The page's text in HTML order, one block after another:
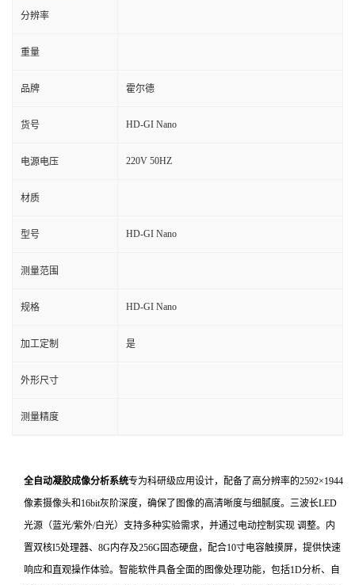
分辨率
重量
品牌 霍尔德
货号 HD-GI Nano
电源电压 220V 50HZ
材质
型号 HD-GI Nano
测量范围
规格 HD-GI Nano
加工定制 是
外形尺寸
测量精度
全自动凝胶成像分析系统专为科研级应用设计，配备了高分辨率的2592×1944
像素摄像头和16bit灰阶深度，确保了图像的高清晰度与细腻度。三波长LED
光源（蓝光/紫外/白光）支持多种实验需求，并通过电动控制实现 调整。内
置双核I5处理器、8G内存及256G固态硬盘，配合10寸电容触摸屏，提供快速
响应和直观操作体验。智能软件具备全面的图像处理功能，包括1D分析、自